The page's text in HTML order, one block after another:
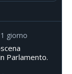
1 giorno
Parlamento.